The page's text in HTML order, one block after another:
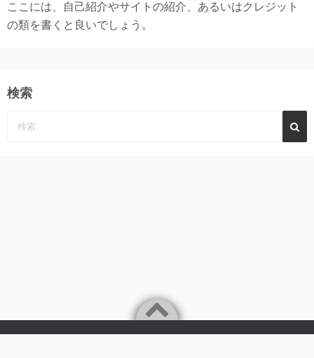
ここには、自己紹介やサイトの紹介、あるいはクレジット
の類を書くと良いでしょう。
検索